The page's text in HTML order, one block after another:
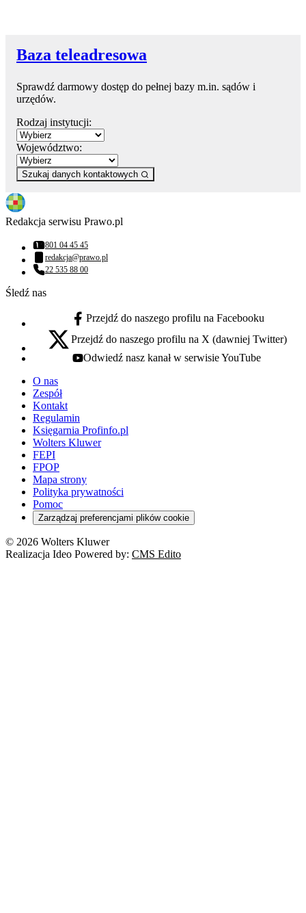
Baza teleadresowa
Sprawdź darmowy dostęp do pełnej bazy m.in. sądów i
urzędów.
Rodzaj instytucji:
Województwo:
Szukaj danych kontaktowych
Redakcja serwisu Prawo.pl
Numer telefonu:
801 04 45 45
Adres email:
redakcja@prawo.pl
Numer telefonu:
22 535 88 00
Śledź nas
facebook - otwiera się w nowej karcie
Przejdź do naszego profilu na Facebooku
x - otwiera się w nowej karcie
Przejdź do naszego profilu na X (dawniej Twitter)
youtube - otwiera się w nowej karcie
Odwiedź nasz kanał w serwisie YouTube
O nas
Zespół
Kontakt
Regulamin
Księgarnia Profinfo.pl
Wolters Kluwer
FEPI
FPOP
Mapa strony
Polityka prywatności
Pomoc
Zarządzaj preferencjami plików cookie
© 2026 Wolters Kluwer
Realizacja Ideo Powered by: CMS Edito